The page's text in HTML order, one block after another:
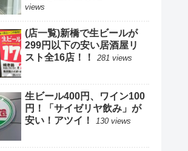
views
(店一覧)新橋で生ビールが
299円以下の安い居酒屋リ
スト全16店！！
281 views
生ビール400円、ワイン100
円！「サイゼリヤ飲み」が
安い！アツイ！
130 views